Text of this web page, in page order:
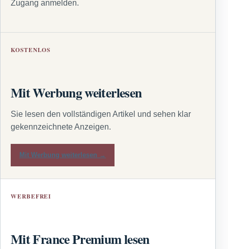
Zugang anmelden.
KOSTENLOS
Mit Werbung weiterlesen
Sie lesen den vollständigen Artikel und sehen klar
gekennzeichnete Anzeigen.
Mit Werbung weiterlesen →
WERBEFREI
Mit France Premium lesen